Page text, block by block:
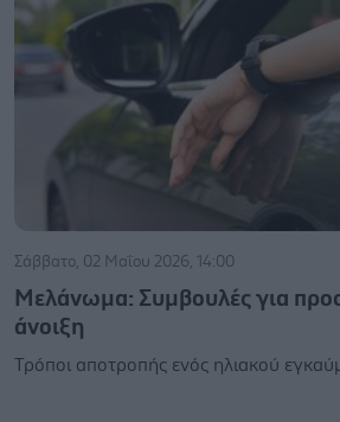
Σάββατο, 02 Μαΐου 2026, 14:00
Μελάνωμα: Συμβουλές για
άνοιξη
Τρόποι αποτροπής ενός ηλιακού